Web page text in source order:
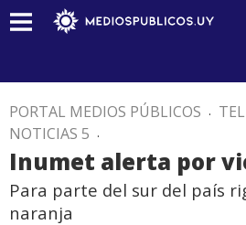
PORTAL MEDIOS PÚBLICOS .
NOTICIAS 5 .
Inumet alerta por
Para parte del sur del país
naranja